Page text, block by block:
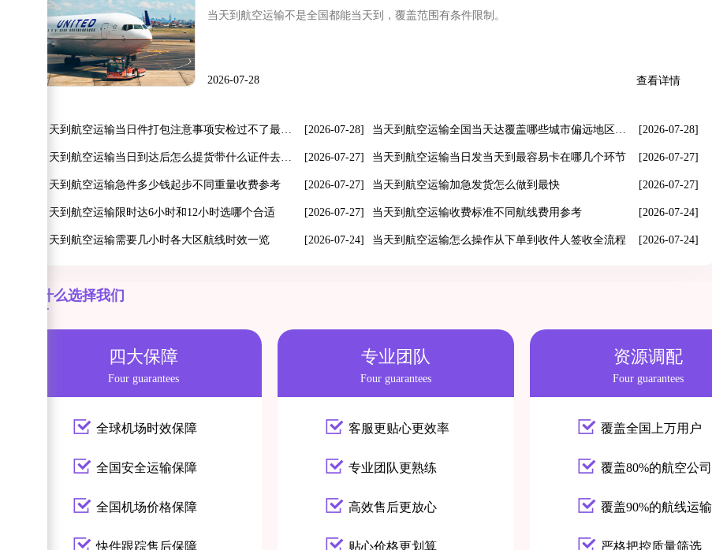
当天到航空运输不是全国都能当天到，覆盖范围有条件限制。
2026-07-28 查看详情
[2026-07-28] [2026-07-28]
[2026-07-27] 当天到航空运输当日发当天到最容易卡在哪几个环节 [2026-07-27]
当天到航空运输急件多少钱起步不同重量收费参考 [2026-07-27] 当天到航空运输加急发货怎么做到最快 [2026-07-27]
当天到航空运输限时达6小时和12小时选哪个合适 [2026-07-27] 当天到航空运输收费标准不同航线费用参考 [2026-07-24]
当天到航空运输需要几小时各大区航线时效一览 [2026-07-24] 当天到航空运输怎么操作从下单到收件人签收全流程 [2026-07-24]
为什么选择我们
四大保障
Four guarantees
全球机场时效保障
全国安全运输保障
全国机场价格保障
快件跟踪售后保障
专业团队
Four guarantees
客服更贴心更效率
专业团队更熟练
高效售后更放心
贴心价格更划算
资源调配
Four guarantees
覆盖全国上万用户
覆盖80%的航空公司
覆盖90%的航线运输
严格把控质量筛选